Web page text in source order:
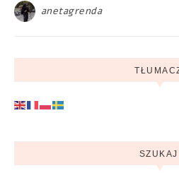
anetagrenda
SZUKAJ